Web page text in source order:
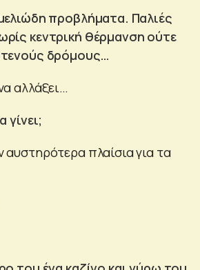
προβλήματα. Παλιές
κεντρική θέρμανση ούτε
δρόμους…
αλλάξει…
γίνει;
πλαίσια για τα